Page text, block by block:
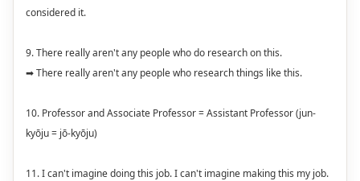
considered it.
9. There really aren't any people who do research on this.
➡ There really aren't any people who research things like this.
10. Professor and Associate Professor = Assistant Professor (jun-
kyōju = jō-kyōju)
11. I can't imagine doing this job. I can't imagine making this my job.